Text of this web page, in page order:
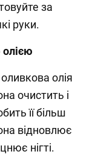
за
руки.
олія
очистить і
її більш
відновлює
нігті.